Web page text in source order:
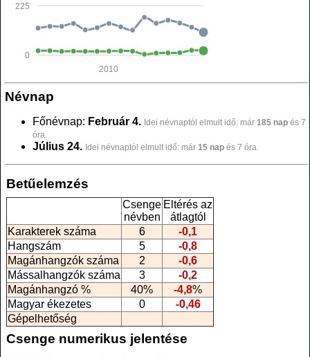
0
225
2010
Névnap
Főnévnap: Február 4. Idei névnaptól elmult idő: már 185 nap és 7
óra.
Július 24. Idei névnaptól elmult idő: már 15 nap és 7 óra.
Betűelemzés
Csenge
névben
Eltérés az
átlagtól
Karakterek száma
6
-0,1
Hangszám
5
-0,8
Magánhangzók száma
2
-0,6
Mássalhangzók száma
3
-0,2
Magánhangzó %
40% -4,8%
Magyar ékezetes
0
-0,46
Gépelhetőség
Csenge numerikus jelentése